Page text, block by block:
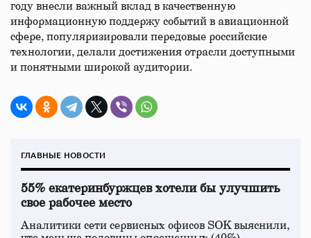
году внесли важный вклад в качественную
информационную поддержу событий в авиационной
сфере, популяризировали передовые российские
технологии, делали достижения отрасли доступными
и понятными широкой аудитории.
ГЛАВНЫЕ НОВОСТИ
55% екатеринбуржцев хотели бы улучшить
свое рабочее место
Аналитики сети сервисных офисов SOK выяснили,